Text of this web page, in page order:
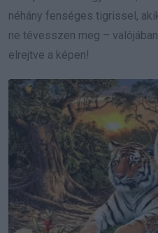
néhány fenséges tigrissel,
ne tévesszen meg – valójában
elrejtve a képen!